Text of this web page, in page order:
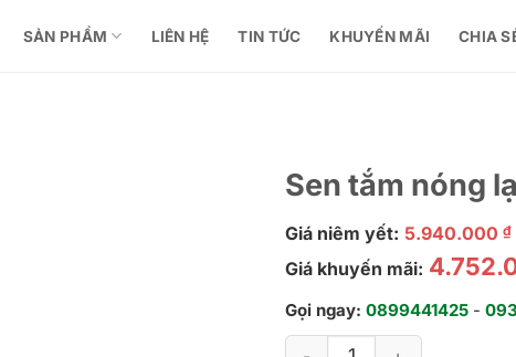
SẢN PHẨM LIÊN HỆ TIN TỨC KHUYẾN MÃI CHIA
Sen tắm nóng
Giá niêm yết: 5.940.000 ₫
Giá khuyến mãi:
Gọi ngay: 0899441425 -
Sen tắm nóng lạnh GR -